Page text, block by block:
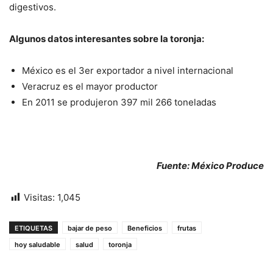
digestivos.
Algunos datos interesantes sobre la toronja:
México es el 3er exportador a nivel internacional
Veracruz es el mayor productor
En 2011 se produjeron 397 mil 266 toneladas
Fuente: México Produce
Visitas: 1,045
ETIQUETAS bajar de peso Beneficios
frutas
hoy saludable
salud toronja